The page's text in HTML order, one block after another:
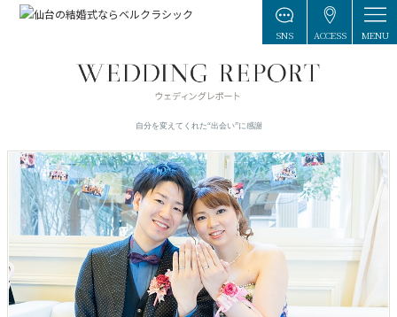
SNS ACCESS MENU
自分を変えてくれた“出会い”に感謝